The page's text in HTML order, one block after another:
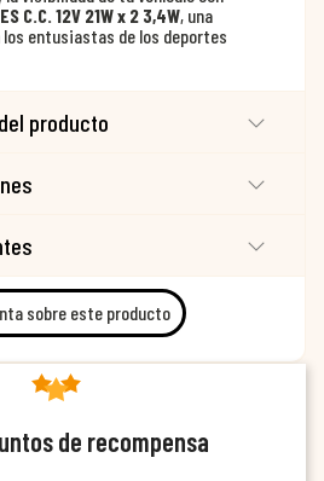
C.C. 12V 21W x 2 3,4W, una
entusiastas de los deportes
producto
sobre este producto
de recompensa